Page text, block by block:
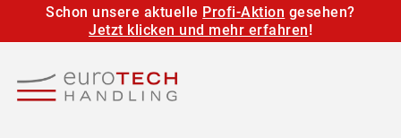
Schon unsere aktuelle Profi-Aktion gesehen?
Jetzt klicken und mehr erfahren! DE